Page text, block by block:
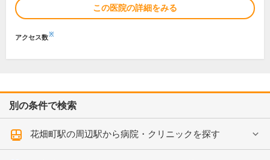
この医院の詳細をみる
アクセス数※
別の条件で検索
花畑町駅の周辺駅から病院・クリニックを探す